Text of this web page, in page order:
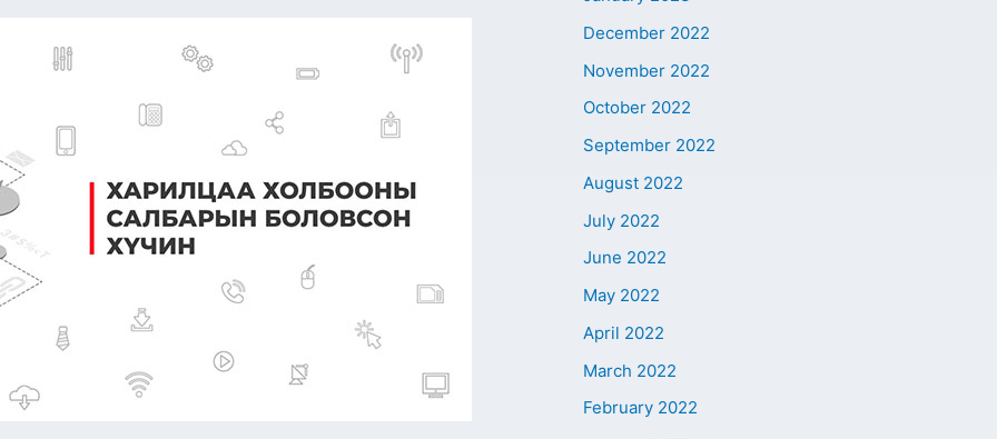
December 2022
November 2022
October 2022
September 2022
August 2022
July 2022
June 2022
May 2022
April 2022
March 2022
February 2022